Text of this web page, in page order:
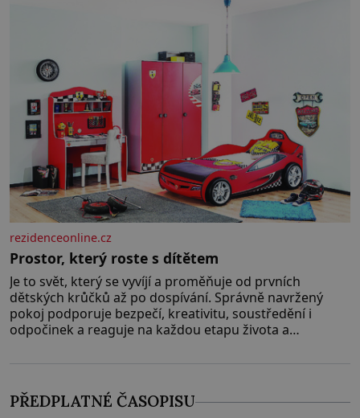
poznáváním památek ve Velkých Losinách nebo v
rezidenceonline.cz
Prostor, který roste s dítětem
Je to svět, který se vyvíjí a proměňuje od prvních
dětských krůčků až po dospívání. Správně navržený
pokoj podporuje bezpečí, kreativitu, soustředění i
odpočinek a reaguje na každou etapu života a
Předškolní věk je
PŘEDPLATNÉ ČASOPISU